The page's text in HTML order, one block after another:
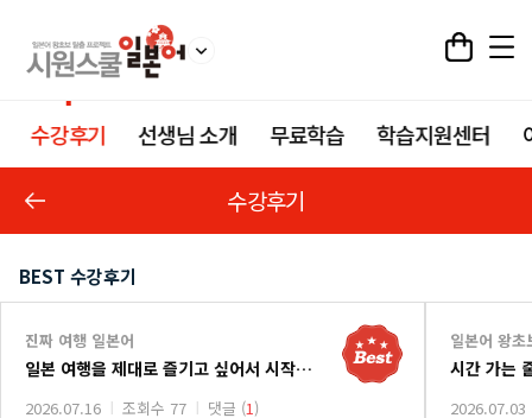
수강후기 선생님 소개 무료학습 학습지원센터
수강후기
BEST 수강후기
진짜 여행 일본어
일본 여행을 제대로 즐기고 싶어서 시작한 진짜 여행 일본어 강의
2026.07.16 조회수 77 댓글 (1)
일본어 왕
시간 가는
2026.07.03